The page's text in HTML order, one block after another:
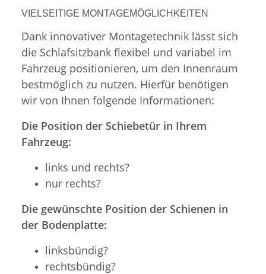
VIELSEITIGE MONTAGEMÖGLICHKEITEN
Dank innovativer Montagetechnik lässt sich
die Schlafsitzbank flexibel und variabel im
Fahrzeug positionieren, um den Innenraum
bestmöglich zu nutzen. Hierfür benötigen
wir von Ihnen folgende Informationen:
Die Position der Schiebetür in Ihrem
Fahrzeug:
links und rechts?
nur rechts?
Die gewünschte Position der Schienen in
der Bodenplatte:
linksbündig?
rechtsbündig?